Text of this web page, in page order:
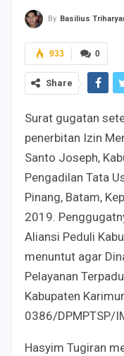
By Basilius
0
933
Share
Surat gugatan
penerbitan Izin
Santo Joseph,
Pengadilan Tata
Pinang, Batam,
2019.
Aliansi Peduli
menuntut agar
Pelayanan
Kabupaten
0386/DPMPTSP/
Hasyim Tugiran